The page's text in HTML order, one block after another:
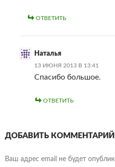
ОТВЕТИТЬ
Наталья
13 ИЮНЯ 2013 В 13:41
Спасибо большое.
ОТВЕТИТЬ
ДОБАВИТЬ КОММЕНТАРИЙ
Ваш адрес email не будет